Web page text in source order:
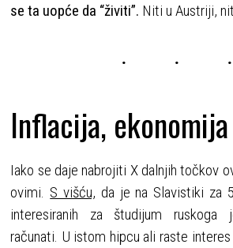
se ta uopće da “živiti”. Niti u Austriji,
Inflacija,
Iako se daje nabrojiti X dalnjih točkov
ovimi. S višću, da je na Slavistiki za
interesiranih za študijum ruskoga
računati. U istom hipcu ali raste